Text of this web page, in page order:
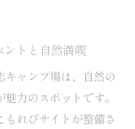
場キャンプ場の選
トが楽しめる涼ス
トと自然満喫
キャンプ場は、自然の
力のスポットです。
れびサイトが整備さ